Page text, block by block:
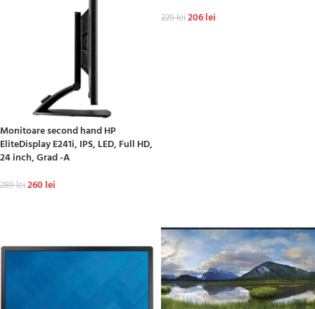
Monitoare second hand HP
EliteDisplay E241i, IPS, LED, Full HD,
24 inch, Grad -A
289lei260 lei
229lei206lei